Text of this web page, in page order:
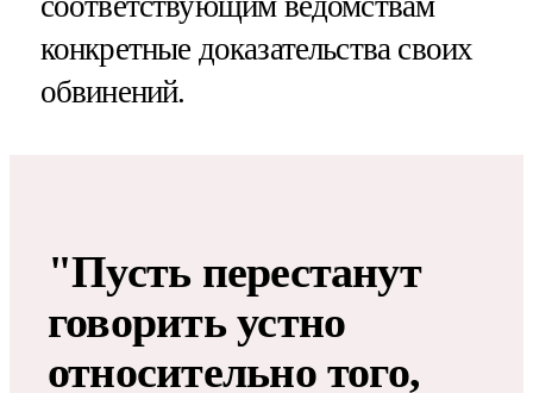
конкретные доказательства своих
обвинений.
"Пусть перестанут
говорить устно
относительно того,